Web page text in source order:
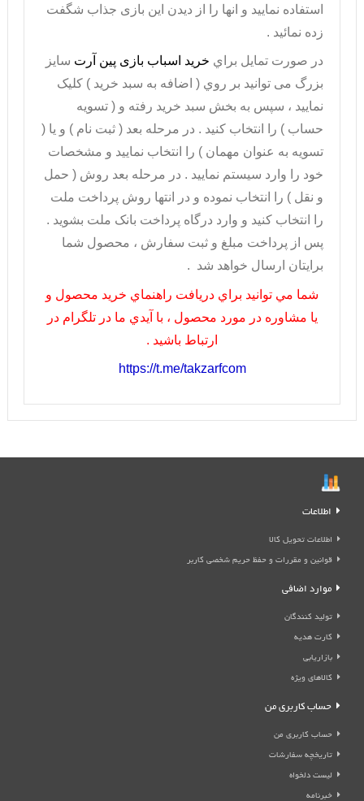
استفاده نمایید و انها را از دیدن این بازی جذاب شگفت
زده نمائید .
در صورت تمايل براي خريد اسباب بازی پین آرت سایز
بزرگ می توانيد بر روي ( اضافه به سبد خريد ) کليک
نماييد ، سپس به بخش سبد خريد رفته و ( تسويه
حساب ) را انتخاب کنيد . در مرحله بعد ( ثبت نام ) و يا (
تسويه به عنوان مهمان ) را انتخاب نماييد و مشخصات
خود را وارد سيستم نماييد . در مرحله بعد روش ( حمل
و نقل ) را انتخاب نموده و در انتها روش پرداخت ملت
را انتخاب کنيد و وارد درگاه پرداخت بانک ملت بشويد .
پس از پرداخت مبلغ و ثبت سفارش ، محصول شما
برايتان ارسال خواهد شد .
شما مي توانيد براي دريافت راهنماي خريد محصول و
يا مشاوره در مورد محصول ، با آيدي ما در تلگرام در
ارتباط باشيد .
https://t.me/takzarfcom
اطلاعات
اطلاعات تحویل کالا
قوانین و مقررات و حفظ حریم شخصی کاربر
موارد اضافی
تولید کنندگان
کارت هدیه
بازاریابی
کالاهای ویژه
حساب کاربری من
حساب کاربری من
تاریخچه سفارشات
لیست دلخواه
خبرنامه